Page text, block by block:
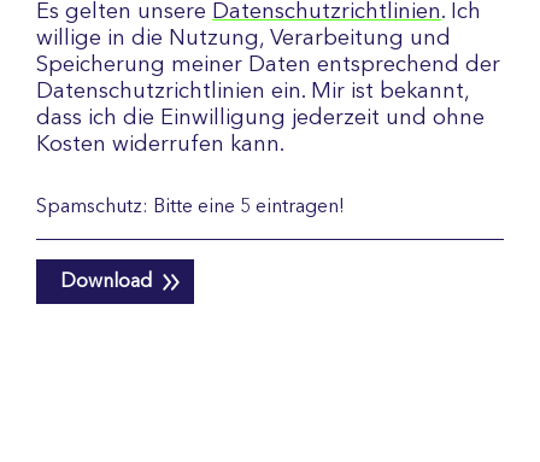
Es gelten unsere Datenschutzrichtlinien. Ich
willige in die Nutzung, Verarbeitung und
Speicherung meiner Daten entsprechend der
Datenschutzrichtlinien ein. Mir ist bekannt,
dass ich die Einwilligung jederzeit und ohne
Kosten widerrufen kann.
Download